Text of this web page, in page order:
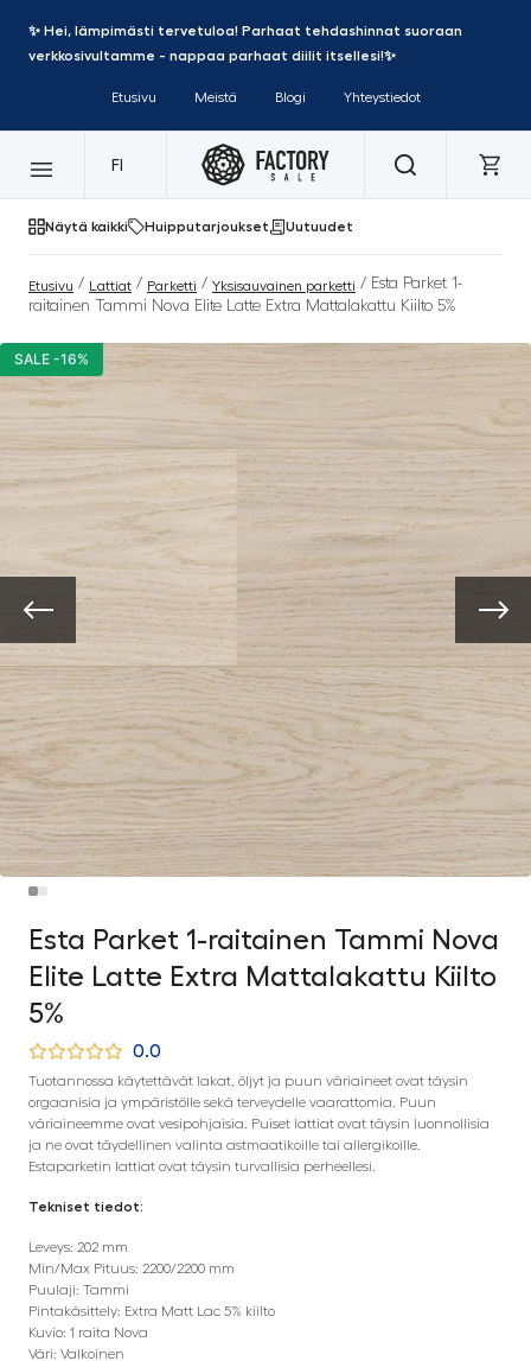
✨ Hei, lämpimästi tervetuloa! Parhaat tehdashinnat suoraan
verkkosivultamme - nappaa parhaat diilit itsellesi!✨
Etusivu Meistä Blogi Yhteystiedot
FI
Näytä kaikki Huipputarjoukset Uutuudet
Etusivu / Lattiat / Parketti / Yksisauvainen parketti / Esta Parket 1-
raitainen Tammi Nova Elite Latte Extra Mattalakattu Kiilto 5%
SALE -16%
Esta Parket 1-raitainen Tammi Nova
Elite Latte Extra Mattalakattu Kiilto
5%
0.0
Tuotannossa käytettävät lakat, öljyt ja puun väriaineet ovat täysin
orgaanisia ja ympäristölle sekä terveydelle vaarattomia. Puun
väriaineemme ovat vesipohjaisia. Puiset lattiat ovat täysin luonnollisia
ja ne ovat täydellinen valinta astmaatikoille tai allergikoille.
Estaparketin lattiat ovat täysin turvallisia perheellesi.
Tekniset tiedot:
Leveys: 202 mm
Min/Max Pituus: 2200/2200 mm
Puulaji: Tammi
Pintakäsittely: Extra Matt Lac 5% kiilto
Kuvio: 1 raita Nova
Väri: Valkoinen